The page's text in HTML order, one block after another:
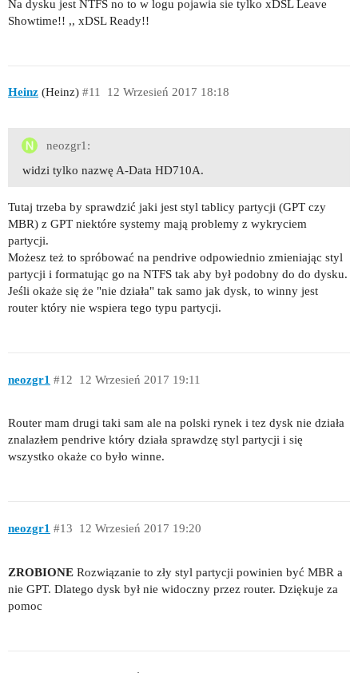
Na dysku jest NTFS no to w logu pojawia sie tylko xDSL Leave
Showtime!! ,, xDSL Ready!!
Heinz (Heinz) 12 Wrzesień 2017 18:18
#11
neozgr1:
widzi tylko nazwę A-Data HD710A.
Tutaj trzeba by sprawdzić jaki jest styl tablicy partycji (GPT czy
MBR) z GPT niektóre systemy mają problemy z wykryciem
partycji.
Możesz też to spróbować na pendrive odpowiednio zmieniając styl
partycji i formatując go na NTFS tak aby był podobny do do dysku.
Jeśli okaże się że "nie działa" tak samo jak dysk, to winny jest
router który nie wspiera tego typu partycji.
neozgr1 12 Wrzesień 2017 19:11
#12
Router mam drugi taki sam ale na polski rynek i tez dysk nie działa
znalazłem pendrive który działa sprawdzę styl partycji i się
wszystko okaże co było winne.
neozgr1 12 Wrzesień 2017 19:20
#13
ZROBIONE Rozwiązanie to zły styl partycji powinien być MBR a
nie GPT. Dlatego dysk był nie widoczny przez router. Dziękuje za
pomoc